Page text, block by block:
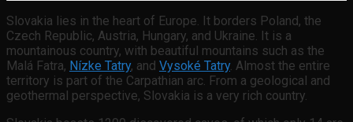
Slovakia lies in the heart of Europe. It borders Poland, the
Czech Republic, Austria, Hungary, and Ukraine. It is a
mountainous country, with beautiful mountains such as the
Malá Fatra, Nízke Tatry, and Vysoké Tatry. Almost the entire
territory is part of the Carpathian arc. From a geological and
geothermal perspective, Slovakia is a very rich country.